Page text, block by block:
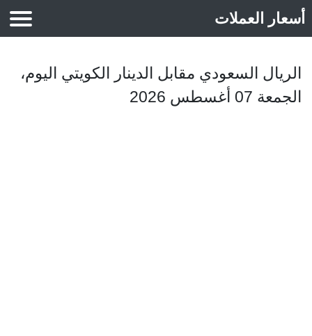
أسعار العملات
الريال السعودي مقابل الدينار الكويتي اليوم،
الجمعة 07 أغسطس 2026